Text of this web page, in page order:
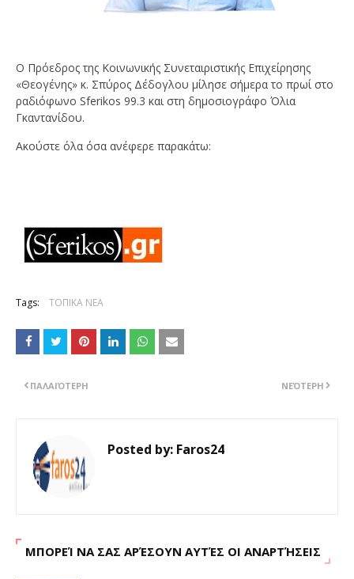
O Πρόεδρος της Κοινωνικής Συνεταιριστικής Επιχείρησης
«Θεογένης» κ. Σπύρος Δέδογλου μίλησε σήμερα το πρωί στο
ραδιόφωνο Sferikos 99.3 και στη δημοσιογράφο Όλια
Γκαντανίδου.
Ακούστε όλα όσα ανέφερε παρακάτω:
Tags: ΤΟΠΙΚΑ ΝΕΑ
ΝΕΌΤΕΡΗ
ΠΑΛΑΙΌΤΕΡΗ
Posted by: Faros24
ΜΠΟΡΕΊ ΝΑ ΣΑΣ ΑΡΈΣΟΥΝ ΑΥΤΈΣ ΟΙ ΑΝΑΡΤΉΣΕΙΣ